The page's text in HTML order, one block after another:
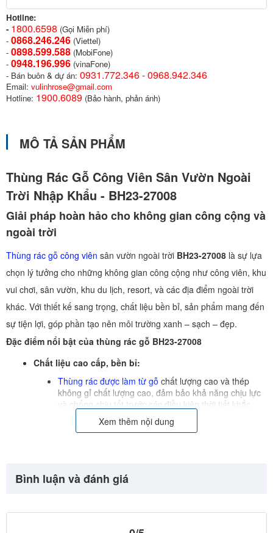
Hotline:
- 1800.6598 (Gọi Miễn phí)
- 0868.246.246 (Viettel)
- 0898.599.588 (MobiFone)
- 0948.196.996 (vinaFone)
- Bán buôn & dự án: 0931.772.346 - 0968.942.346
Email: vulinhrose@gmail.com
Hotline: 1900.6089 (Bảo hành, phản ánh)
MÔ TẢ SẢN PHẨM
Thùng Rác Gỗ Công Viên Sân Vườn Ngoài
Trời Nhập Khẩu - BH23-27008
Giải pháp hoàn hảo cho không gian công cộng và
ngoài trời
Thùng rác gỗ công viên sân vườn ngoài trời BH23-27008 là sự lựa
chọn lý tưởng cho những không gian công cộng như công viên, khu
vui chơi, sân vườn, khu du lịch, resort, và các địa điểm ngoài trời
khác. Với thiết kế sang trọng, chất liệu bền bỉ, sản phẩm mang đến
sự tiện lợi, góp phần tạo nên môi trường xanh – sạch – đẹp.
Đặc điểm nổi bật của thùng rác gỗ BH23-27008
Chất liệu cao cấp, bền bỉ:
Thùng rác được làm từ gỗ chất lượng cao và thép
không gỉ chất lượng cao, đảm bảo khả năng chịu lực
và chống chịu tốt trước các điều kiện thời tiết khắc
Sơn chống thấm và chống phai màu giúp sản phẩm
Kiểu dáng hình trụ, tối giản nhưng không kém phần
quanh.
Xem thêm nội dung
Bình luận và đánh giá